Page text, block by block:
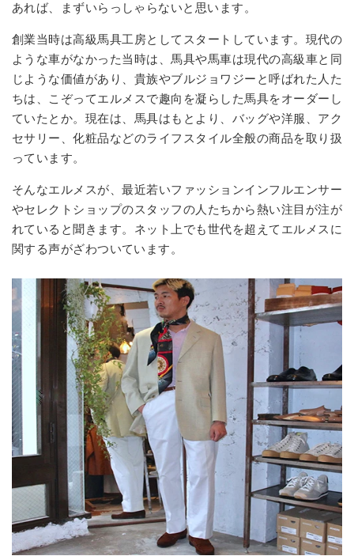
あれば、まずいらっしゃらないと思います。
創業当時は高級馬具工房としてスタートしています。現代の
ような車がなかった当時は、馬具や馬車は現代の高級車と同
じような価値があり、貴族やブルジョワジーと呼ばれた人た
ちは、こぞってエルメスで趣向を凝らした馬具をオーダーし
ていたとか。現在は、馬具はもとより、バッグや洋服、アク
セサリー、化粧品などのライフスタイル全般の商品を取り扱
っています。
そんなエルメスが、最近若いファッションインフルエンサー
やセレクトショップのスタッフの人たちから熱い注目が注が
れていると聞きます。ネット上でも世代を超えてエルメスに
関する声がざわついています。